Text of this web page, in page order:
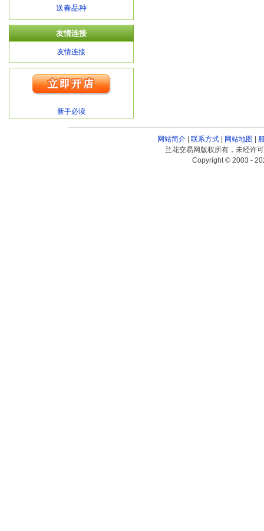
送春品种
友情连接
友情连接
新手必读
网站简介| 联系方式| 网站地图 |
兰花交易网版权所有，未经许
Copyright © 2003 -